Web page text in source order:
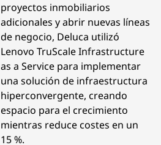
proyectos inmobiliarios
adicionales y abrir nuevas líneas
de negocio, Deluca utilizó
Lenovo TruScale Infrastructure
as a Service para implementar
una solución de infraestructura
hiperconvergente, creando
espacio para el crecimiento
mientras reduce costes en un
15 %.